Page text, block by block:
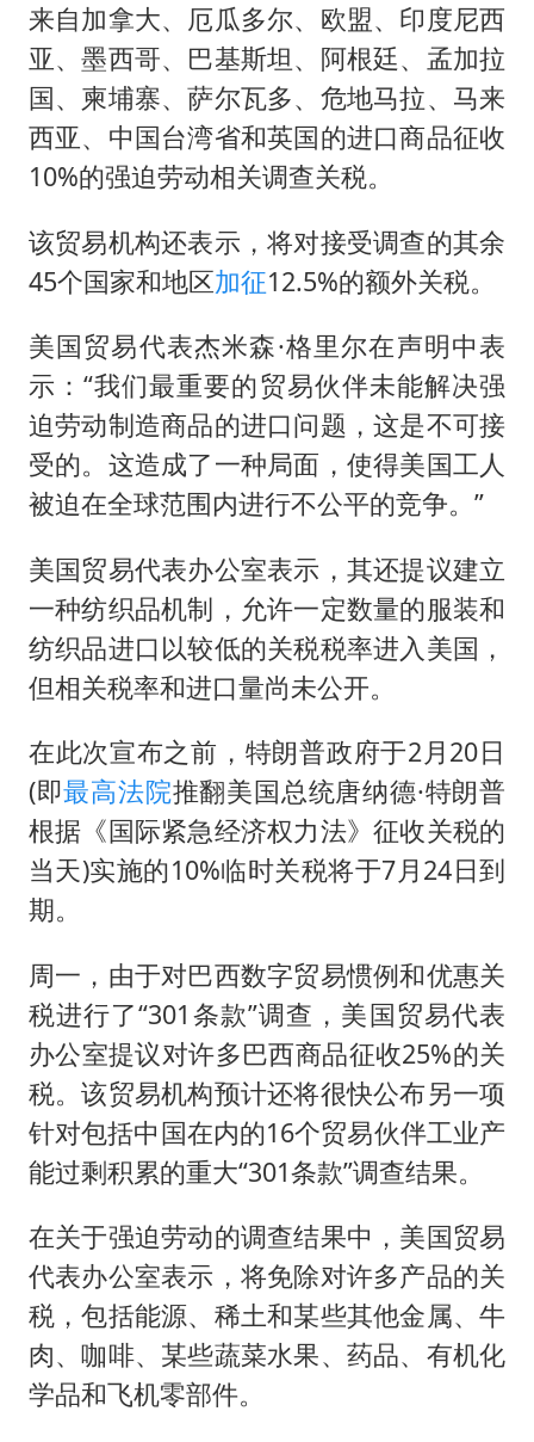
来自加拿大、厄瓜多尔、欧盟、印度尼西
亚、墨西哥、巴基斯坦、阿根廷、孟加拉
国、柬埔寨、萨尔瓦多、危地马拉、马来
西亚、中国台湾省和英国的进口商品征收
10%的强迫劳动相关调查关税。
该贸易机构还表示，将对接受调查的其余
45个国家和地区加征12.5%的额外关税。
美国贸易代表杰米森·格里尔在声明中表
示：“我们最重要的贸易伙伴未能解决强
迫劳动制造商品的进口问题，这是不可接
受的。这造成了一种局面，使得美国工人
被迫在全球范围内进行不公平的竞争。”
美国贸易代表办公室表示，其还提议建立
一种纺织品机制，允许一定数量的服装和
纺织品进口以较低的关税税率进入美国，
但相关税率和进口量尚未公开。
在此次宣布之前，特朗普政府于2月20日
(即最高法院推翻美国总统唐纳德·特朗普
根据《国际紧急经济权力法》征收关税的
当天)实施的10%临时关税将于7月24日到
期。
周一，由于对巴西数字贸易惯例和优惠关
税进行了“301条款”调查，美国贸易代表
办公室提议对许多巴西商品征收25%的关
税。该贸易机构预计还将很快公布另一项
针对包括中国在内的16个贸易伙伴工业产
能过剩积累的重大“301条款”调查结果。
在关于强迫劳动的调查结果中，美国贸易
代表办公室表示，将免除对许多产品的关
税，包括能源、稀土和某些其他金属、牛
肉、咖啡、某些蔬菜水果、药品、有机化
学品和飞机零部件。